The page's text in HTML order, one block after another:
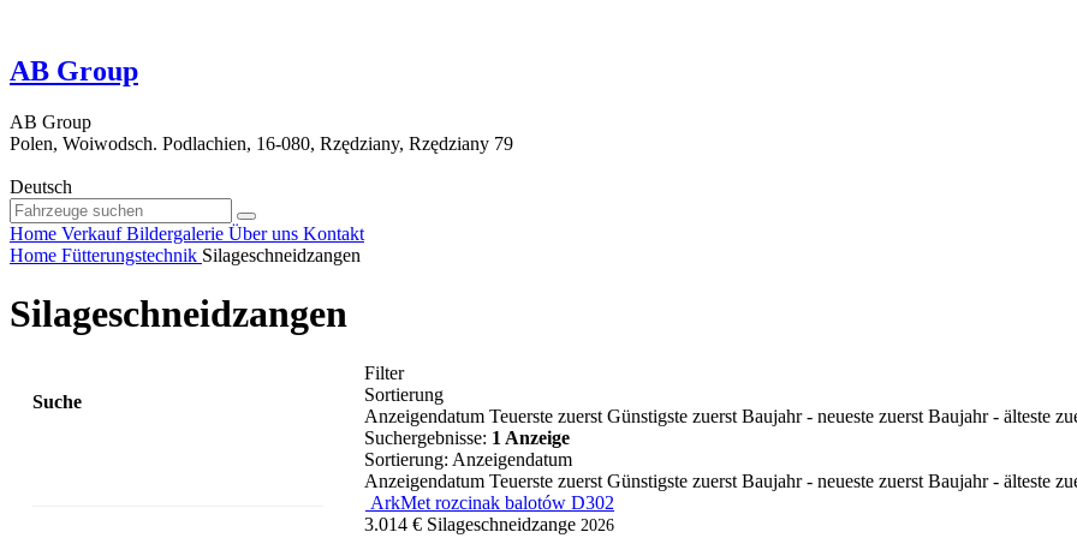
AB Group
AB Group
Polen, Woiwodsch. Podlachien, 16-080, Rzędziany, Rzędziany 79
Deutsch
Home Verkauf Bildergalerie Über uns Kontakt
Home Fütterungstechnik Silageschneidzangen
Silageschneidzangen
Suche
Filter
Sortierung
Anzeigendatum Teuerste zuerst Günstigste zuerst Baujahr - neueste zuerst Baujahr - älteste
Suchergebnisse: 1 Anzeige
Sortierung: Anzeigendatum
Anzeigendatum Teuerste zuerst Günstigste zuerst Baujahr - neueste zuerst Baujahr - älteste
ArkMet rozcinak balotów D302
3.014 € Silageschneidzange 2026